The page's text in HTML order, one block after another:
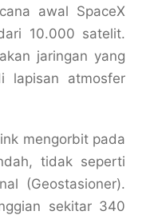
awal SpaceX
10.000 satelit.
jaringan yang
lapisan atmosfer
mengorbit pada
tidak seperti
(Geostasioner).
sekitar 340